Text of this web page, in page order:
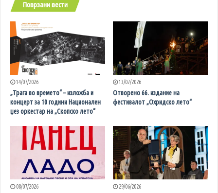
Поврзани вести
14/07/2026
„Трага во времето“ – изложба и
концерт за 10 години Национален
џез оркестар на „Скопско лето“
13/07/2026
Отворено 66. издание на
фестивалот „Охридско лето“
08/07/2026 29/06/2026